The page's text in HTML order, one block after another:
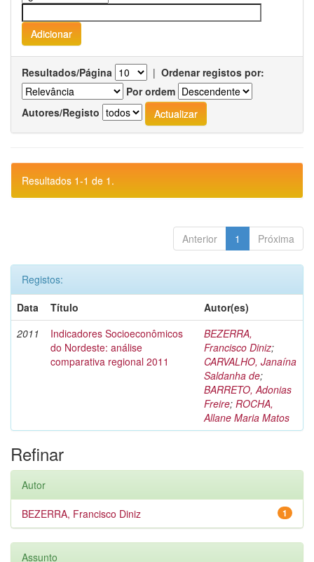
Resultados/Página | Ordenar registos por:
Por ordem
Autores/Registo
Resultados 1-1 de 1.
Anterior 1 Próxima
Registos:
Data
Título
Autor(es)
2011
Indicadores Socioeconômicos
do Nordeste: análise
comparativa regional 2011
BEZERRA,
Francisco Diniz;
CARVALHO, Janaína
Saldanha de;
BARRETO, Adonias
Freire; ROCHA,
Allane Maria Matos
Refinar
Autor
1
BEZERRA, Francisco Diniz
Assunto